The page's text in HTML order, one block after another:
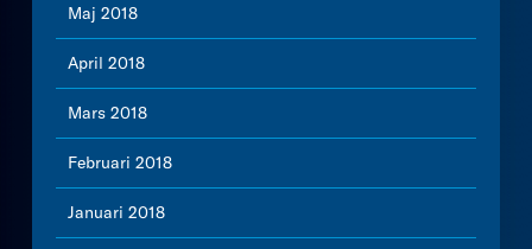
Maj 2018
April 2018
Mars 2018
Februari 2018
Januari 2018